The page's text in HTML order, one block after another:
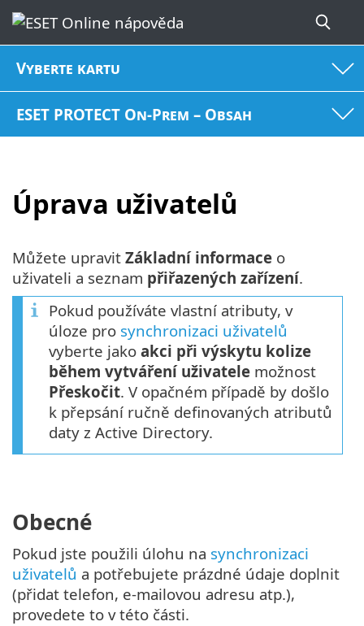
Vyberte kartu
ESET PROTECT On-Prem – Obsah
Úprava uživatelů
Můžete upravit Základní informace o
uživateli a seznam přiřazených zařízení.
Pokud používáte vlastní atributy, v
úloze pro synchronizaci uživatelů
vyberte jako akci při výskytu kolize
během vytváření uživatele možnost
Přeskočit. V opačném případě by došlo
k přepsání ručně definovaných atributů
daty z Active Directory.
Obecné
Pokud jste použili úlohu na synchronizaci
uživatelů a potřebujete prázdné údaje doplnit
(přidat telefon, e-mailovou adresu atp.),
provedete to v této části.